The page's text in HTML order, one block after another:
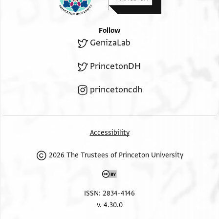
Follow
GenizaLab
PrincetonDH
princetoncdh
Accessibility
2026 The Trustees of Princeton University
ISSN: 2834-4146
v. 4.30.0